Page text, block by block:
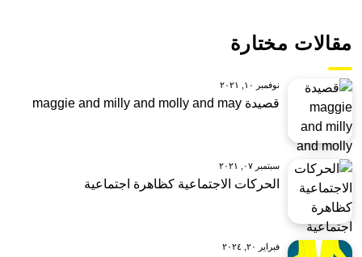
مقالات مختارة
نوفمبر ١٠, ٢٠٢١
قصيدة maggie and milly and molly and may
سبتمبر ٠٧, ٢٠٢١
الحركات الاجتماعية كظاهرة اجتماعية
فبراير ٢٠, ٢٠٢٤